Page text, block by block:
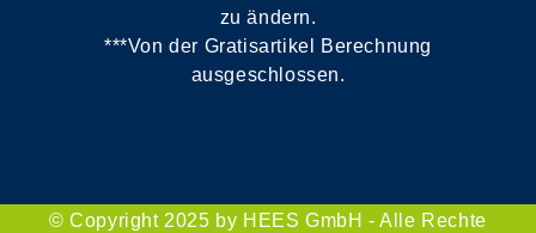
zu ändern.
***Von der Gratisartikel Berechnung
ausgeschlossen.
© Copyright 2025 by HEES GmbH - Alle Rechte